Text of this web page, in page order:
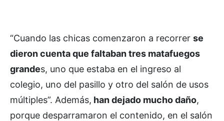
“Cuando las chicas comenzaron a recorrer se
dieron cuenta que faltaban tres matafuegos
grandes, uno que estaba en el ingreso al
colegio, uno del pasillo y otro del salón de usos
múltiples”. Además, han dejado mucho daño,
porque desparramaron el contenido, en el salón